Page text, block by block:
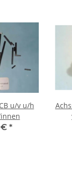
u/v u/h
€ *